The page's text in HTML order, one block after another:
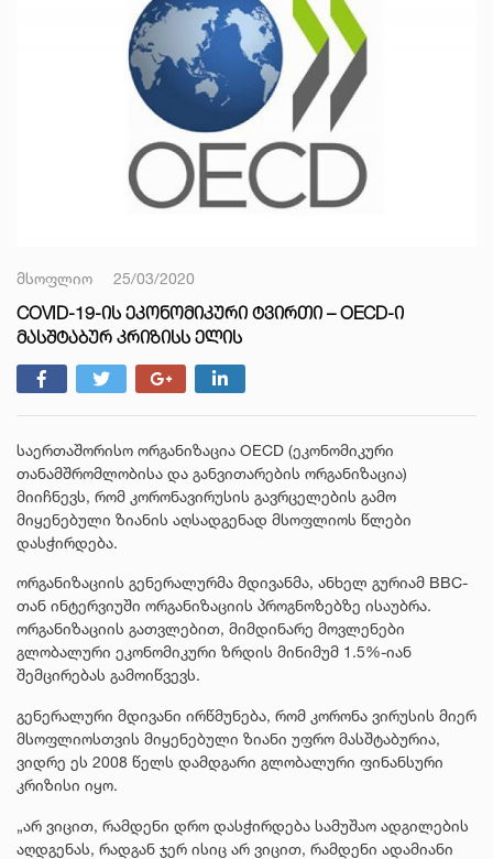
მსოფლიო 25/03/2020
COVID-19-ᲘᲡ ᲔᲙᲝᲜᲝᲛᲘᲙᲣᲠᲘ ᲢᲕᲘᲠᲗᲘ – OECD-Ი
ᲛᲐᲡᲨᲢᲐᲑᲣᲠ ᲙᲠᲘᲖᲘᲡᲡ ᲔᲚᲘᲡ
საერთაშორისო ორგანიზაცია OECD (ეკონომიკური
თანამშრომლობისა და განვითარების ორგანიზაცია)
მიიჩნევს, რომ კორონავირუსის გავრცელების გამო
მიყენებული ზიანის აღსადგენად მსოფლიოს წლები
დასჭირდება.
ორგანიზაციის გენერალურმა მდივანმა, ანხელ გურიამ BBC-
თან ინტერვიუში ორგანიზაციის პროგნოზებზე ისაუბრა.
ორგანიზაციის გათვლებით, მიმდინარე მოვლენები
გლობალური ეკონომიკური ზრდის მინიმუმ 1.5%-იან
შემცირებას გამოიწვევს.
გენერალური მდივანი ირწმუნება, რომ კორონა ვირუსის მიერ
მსოფლიოსთვის მიყენებული ზიანი უფრო მასშტაბურია,
ვიდრე ეს 2008 წელს დამდგარი გლობალური ფინანსური
კრიზისი იყო.
„არ ვიცით, რამდენი დრო დასჭირდება სამუშაო ადგილების
აღდგენას, რადგან ჯერ ისიც არ ვიცით, რამდენი ადამიანი